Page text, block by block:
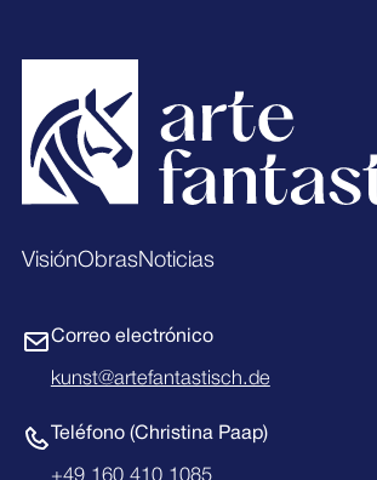
VisiónObrasNoticias
Correo electrónico
kunst@artefantastisch.de
Teléfono (Christina Paap)
+49 160 410 1085